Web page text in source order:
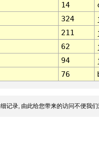
14
324
211
62
94
76
记录, 由此给您带来的访问不便我们